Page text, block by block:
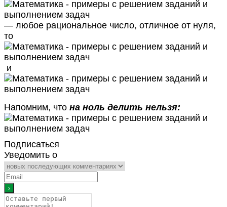
— любое рациональное число, отличное от нуля,
то
и
Напомним, что на ноль делить нельзя:
Подписаться
Уведомить о